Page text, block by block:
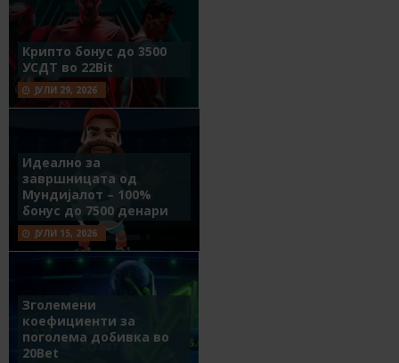
Крипто бонус до 3500
УСДТ во 22Bit
ЈУЛИ 29, 2026
Идеално за
завршницата од
Мундијалот – 100%
бонус до 7500 денари
ЈУЛИ 15, 2026
Зголемени
коефициенти за
поголема добивка во
20Bet